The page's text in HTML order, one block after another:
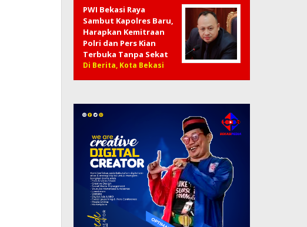
PWI Bekasi Raya
Sambut Kapolres Baru,
Harapkan Kemitraan
Polri dan Pers Kian
Terbuka Tanpa Sekat
Di Berita, Kota Bekasi